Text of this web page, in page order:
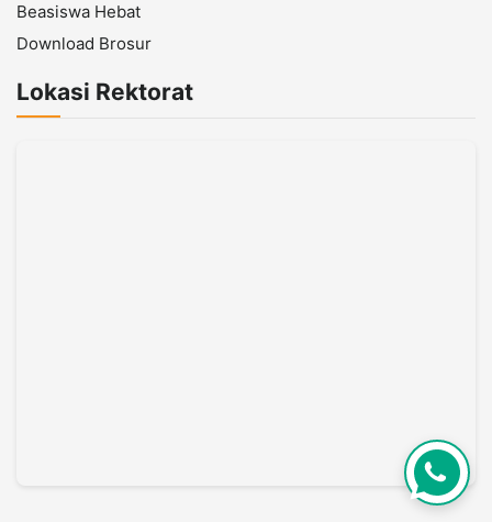
Beasiswa Hebat
Download Brosur
Lokasi Rektorat